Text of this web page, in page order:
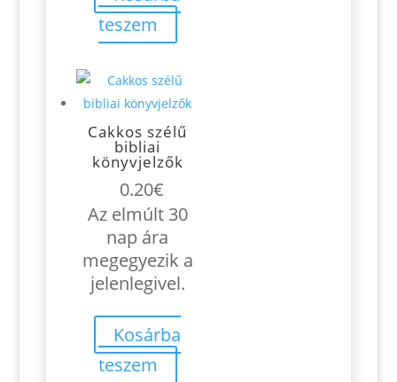
teszem
Cakkos szélű
bibliai
könyvjelzők
0.20€
Az elmúlt 30
nap ára
megegyezik a
jelenlegivel.
Kosárba
teszem